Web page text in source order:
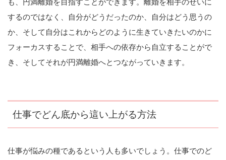
も、円満離婚を目指すことができます。離婚を相手のせいに
するのではなく、自分がどうだったのか、自分はどう思うの
か、そして自分はこれからどのように生きていきたいのかに
フォーカスすることで、相手への依存から自立することがで
き、そしてそれが円満離婚へとつながっていきます。
仕事でどん底から這い上がる方法
仕事が悩みの種であるという人も多いでしょう。仕事でのど